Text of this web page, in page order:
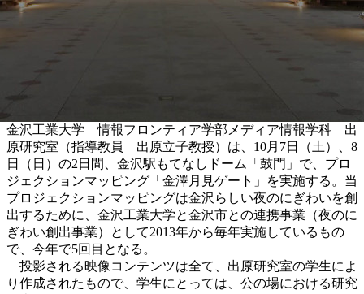
金沢工業大学 情報フロンティア学部メディア情報学科 出
原研究室（指導教員 出原立子教授）は、10月7日（土）、8
日（日）の2日間、金沢駅もてなしドーム「鼓門」で、プロ
ジェクションマッピング「金澤月見ゲート」を実施する。当
プロジェクションマッピングは金沢らしい夜のにぎわいを創
出するために、金沢工業大学と金沢市との連携事業（夜のに
ぎわい創出事業）として2013年から毎年実施しているもの
で、今年で5回目となる。
投影される映像コンテンツは全て、出原研究室の学生によ
り作成されたもので、学生にとっては、公の場における研究